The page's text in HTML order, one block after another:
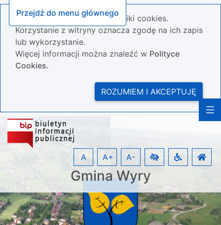
Przejdź do menu głównego
Nasza strona wykorzystuje pliki cookies.
Korzystanie z witryny oznacza zgodę na ich zapis
lub wykorzystanie.
Więcej informacji można znaleźć w Polityce
Cookies.
ROZUMIEM I AKCEPTUJĘ
Gmina Wyry
A A+ A-